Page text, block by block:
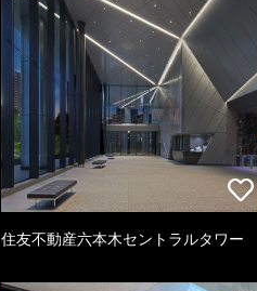
住友不動産六本木セントラルタワー